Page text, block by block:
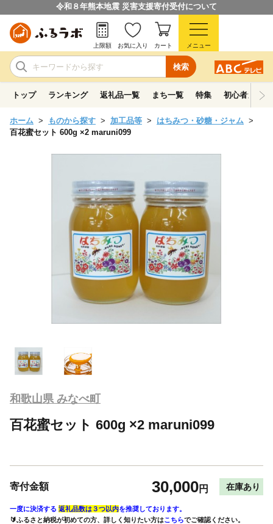
令和８年熊本地震 災害支援寄付受付について
検索
上限額 お気に入り カート メニュー
トップ ランキング 返礼品一覧 まち一覧 特集 初心者ガイド
ホーム ものから探す 加工品等
はちみつ・砂糖・ジャム
百花蜜セット 600g ×2 maruni099
和歌山県 みなべ町
百花蜜セット 600g ×2 maruni099
寄付金額 30,000円 在庫あり
一度に決済する 返礼品数は３つ以内を推奨しております。
🔰ふるさと納税が初めての方、詳しく知りたい方はこちらでご確認ください。